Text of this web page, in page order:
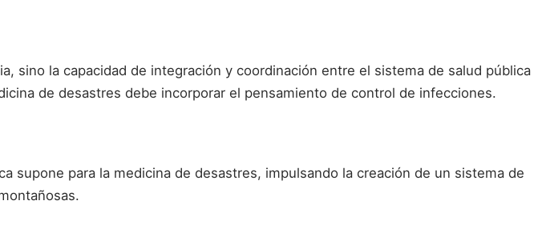
sino la capacidad de integración y coordinación entre el sistema de salud pública
de desastres debe incorporar el pensamiento de control de infecciones.
supone para la medicina de desastres, impulsando la creación de un sistema de